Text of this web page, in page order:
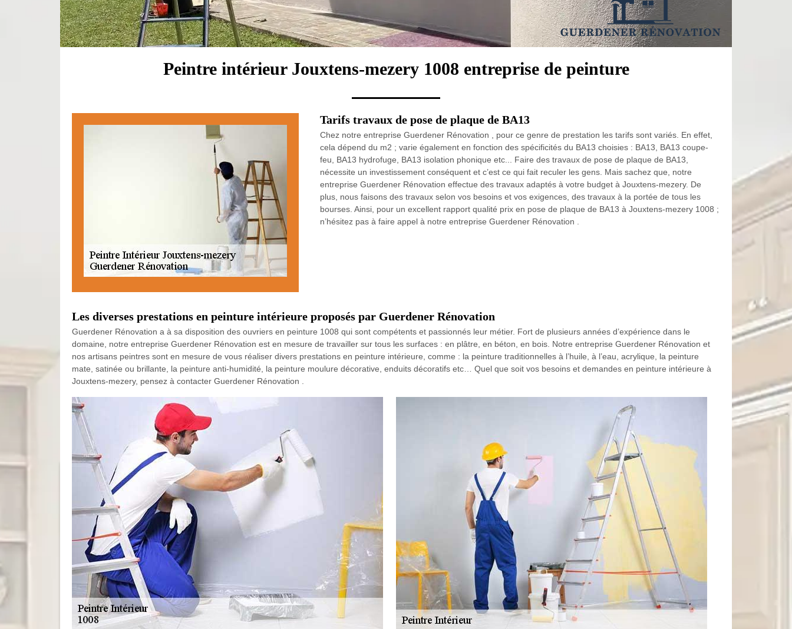
Peintre intérieur Jouxtens-mezery 1008 entreprise de peinture
Tarifs travaux de pose de plaque de BA13
Chez notre entreprise Guerdener Rénovation , pour ce genre de prestation les tarifs sont variés. En effet,
cela dépend du m2 ; varie également en fonction des spécificités du BA13 choisies : BA13, BA13 coupe-
feu, BA13 hydrofuge, BA13 isolation phonique etc... Faire des travaux de pose de plaque de BA13,
nécessite un investissement conséquent et c’est ce qui fait reculer les gens. Mais sachez que, notre
entreprise Guerdener Rénovation effectue des travaux adaptés à votre budget à Jouxtens-mezery. De
plus, nous faisons des travaux selon vos besoins et vos exigences, des travaux à la portée de tous les
bourses. Ainsi, pour un excellent rapport qualité prix en pose de plaque de BA13 à Jouxtens-mezery 1008 ;
n’hésitez pas à faire appel à notre entreprise Guerdener Rénovation .
Les diverses prestations en peinture intérieure proposés par Guerdener Rénovation
Guerdener Rénovation a à sa disposition des ouvriers en peinture 1008 qui sont compétents et passionnés leur métier. Fort de plusieurs années d’expérience dans le
domaine, notre entreprise Guerdener Rénovation est en mesure de travailler sur tous les surfaces : en plâtre, en béton, en bois. Notre entreprise Guerdener Rénovation et
nos artisans peintres sont en mesure de vous réaliser divers prestations en peinture intérieure, comme : la peinture traditionnelles à l’huile, à l’eau, acrylique, la peinture
mate, satinée ou brillante, la peinture anti-humidité, la peinture moulure décorative, enduits décoratifs etc… Quel que soit vos besoins et demandes en peinture intérieure à
Jouxtens-mezery, pensez à contacter Guerdener Rénovation .